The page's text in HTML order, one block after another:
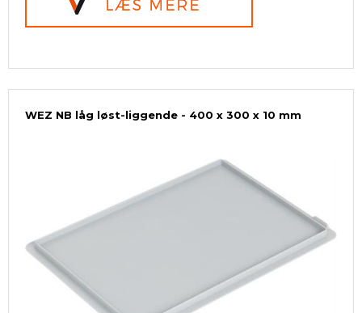
WEZ NB låg løst-liggende - 400 x 300 x 10 mm